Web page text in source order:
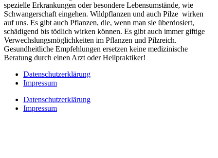
spezielle Erkrankungen oder besondere Lebensumstände, wie
Schwangerschaft eingehen. Wildpflanzen und auch Pilze wirken
auf uns. Es gibt auch Pflanzen, die, wenn man sie überdosiert,
schädigend bis tödlich wirken können. Es gibt auch immer giftige
Verwechslungsmöglichkeiten im Pflanzen und Pilzreich.
Gesundheitliche Empfehlungen ersetzen keine medizinische
Beratung durch einen Arzt oder Heilpraktiker!
Datenschutzerklärung
Impressum
Datenschutzerklärung
Impressum